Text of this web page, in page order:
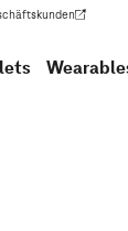
in einem neuen Tab